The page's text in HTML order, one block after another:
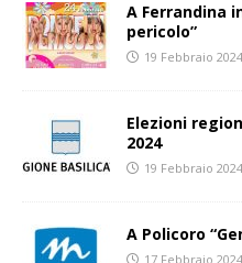
A Ferrandina
pericolo”
19 Febbraio 2024
Elezioni
2024
19 Febbraio 2024
A Policoro
17 Febbraio 2024